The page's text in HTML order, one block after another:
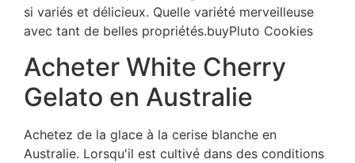
si variés et délicieux. Quelle variété merveilleuse
avec tant de belles propriétés.buyPluto Cookies
Acheter White Cherry
Gelato en Australie
Achetez de la glace à la cerise blanche en
Australie. Lorsqu'il est cultivé dans des conditions